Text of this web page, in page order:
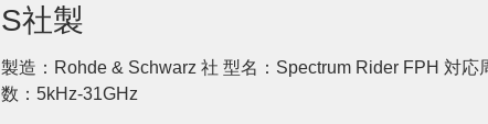
S社製
製造：Rohde & Schwarz 社 型名：Spectrum Rider FPH 対応
数：5kHz-31GHz